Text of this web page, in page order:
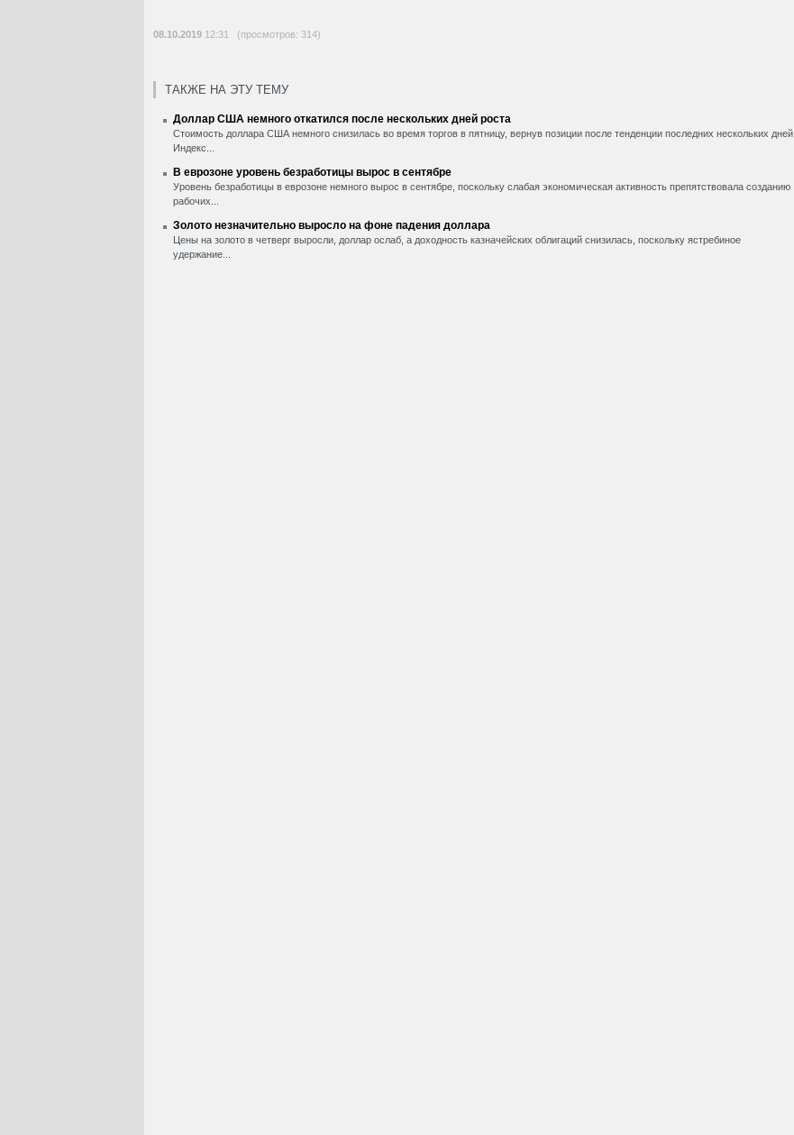
08.10.2019 12:31 (просмотров: 314)
ТАКЖЕ НА ЭТУ ТЕМУ
Доллар США немного откатился после нескольких дней роста
Стоимость доллара США немного снизилась во время торгов в пятницу, вернув позиции после тенденции последних нескольких дней.
Индекс...
В еврозоне уровень безработицы вырос в сентябре
Уровень безработицы в еврозоне немного вырос в сентябре, поскольку слабая экономическая активность препятствовала созданию
рабочих...
Золото незначительно выросло на фоне падения доллара
Цены на золото в четверг выросли, доллар ослаб, а доходность казначейских облигаций снизилась, поскольку ястребиное
удержание...